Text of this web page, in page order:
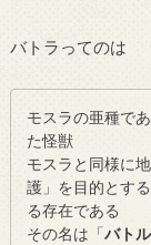
バトラってのは
モスラの亜種で
た怪獣
モスラと同様に
護」を目的とす
る存在である
その名は「バト